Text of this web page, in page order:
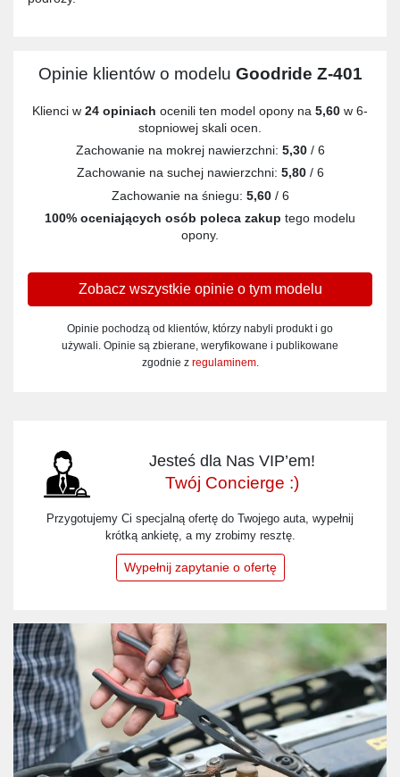
Opinie klientów o modelu Goodride Z-401
Klienci w 24 opiniach ocenili ten model opony na 5,60 w 6-
stopniowej skali ocen.
Zachowanie na mokrej nawierzchni: 5,30/ 6
Zachowanie na suchej nawierzchni: 5,80/ 6
Zachowanie na śniegu: 5,60/ 6
100% oceniających osób poleca zakup tego modelu
opony.
Zobacz wszystkie opinie o tym modelu
Opinie pochodzą od klientów, którzy nabyli produkt i go
używali. Opinie są zbierane, weryfikowane i publikowane
zgodnie z regulaminem.
Jesteś dla Nas VIP’em!
Twój Concierge :)
Przygotujemy Ci specjalną ofertę do Twojego auta, wypełnij
krótką ankietę, a my zrobimy resztę.
Wypełnij zapytanie o ofertę